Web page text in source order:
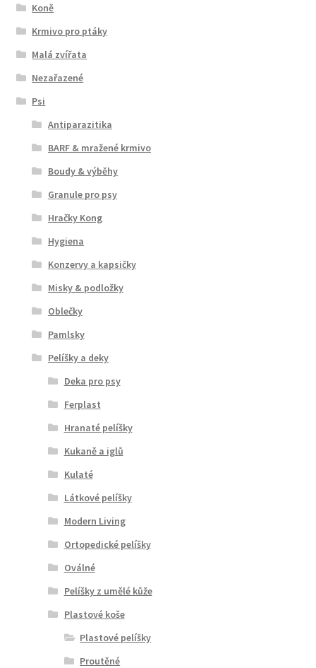
Koně
Krmivo pro ptáky
Malá zvířata
Nezařazené
Psi
Antiparazitika
BARF & mražené krmivo
Boudy & výběhy
Granule pro psy
Hračky Kong
Hygiena
Konzervy a kapsičky
Misky & podložky
Oblečky
Pamlsky
Pelíšky a deky
Deka pro psy
Ferplast
Hranaté pelíšky
Kukaně a iglů
Kulaté
Látkové pelíšky
Modern Living
Ortopedické pelíšky
Oválné
Pelíšky z umělé kůže
Plastové koše
Plastové pelíšky
Proutěné